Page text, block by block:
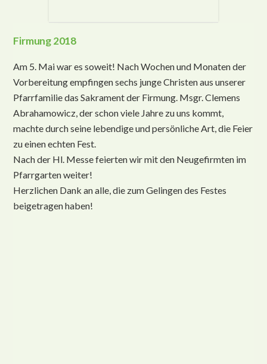
Firmung 2018
Am 5. Mai war es soweit! Nach Wochen und Monaten der
Vorbereitung empfingen sechs junge Christen aus unserer
Pfarrfamilie das Sakrament der Firmung. Msgr. Clemens
Abrahamowicz, der schon viele Jahre zu uns kommt,
machte durch seine lebendige und persönliche Art, die Feier
zu einen echten Fest.
Nach der Hl. Messe feierten wir mit den Neugefirmten im
Pfarrgarten weiter!
Herzlichen Dank an alle, die zum Gelingen des Festes
beigetragen haben!